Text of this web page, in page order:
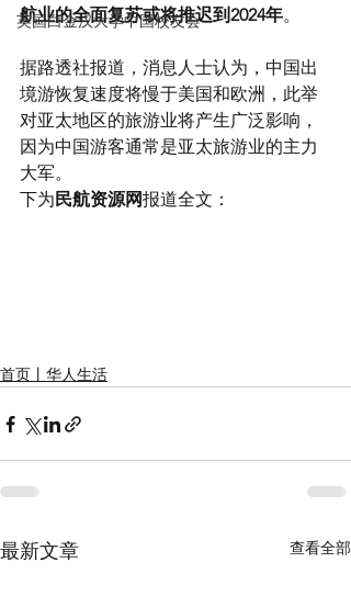
英国白金汉大学中国校友会
航业的全面复苏或将推迟到2024年。
据路透社报道，消息人士认为，中国出
境游恢复速度将慢于美国和欧洲，此举
对亚太地区的旅游业将产生广泛影响，
因为中国游客通常是亚太旅游业的主力
大军。
下为民航资源网报道全文：
首页丨华人生活
最新文章 查看全部